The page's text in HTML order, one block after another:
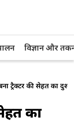
विज्ञान और
ट्रैक्टर की सेहत का
का